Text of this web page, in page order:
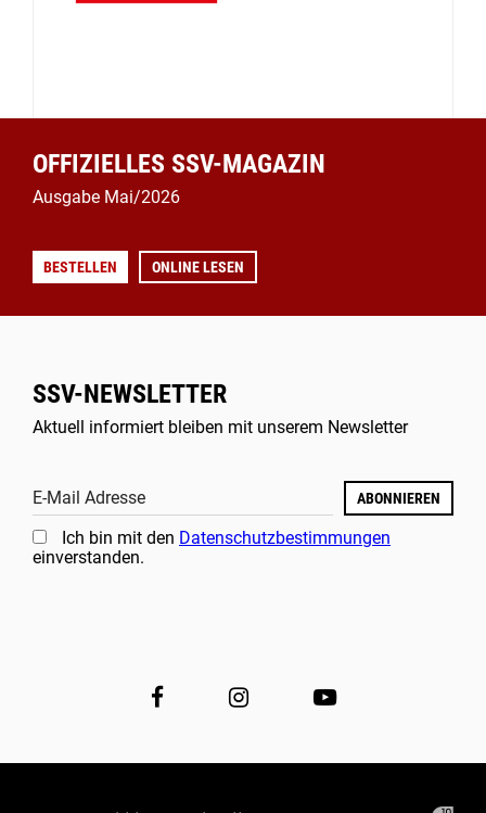
OFFIZIELLES SSV-MAGAZIN
Ausgabe Mai/2026
BESTELLEN ONLINE LESEN
SSV-NEWSLETTER
Aktuell informiert bleiben mit unserem Newsletter
E-Mail Adresse ABONNIEREN
Ich bin mit den Datenschutzbestimmungen
einverstanden.